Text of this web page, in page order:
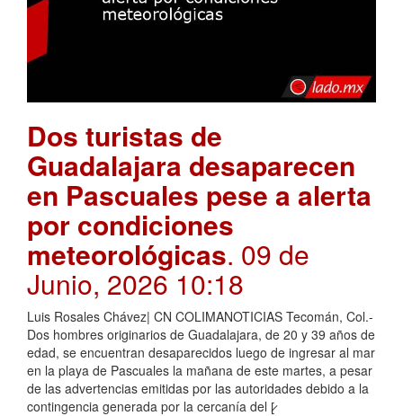
Dos turistas de
Guadalajara desaparecen
en Pascuales pese a alerta
por condiciones
meteorológicas. 09 de
Junio, 2026 10:18
Luis Rosales Chávez| CN COLIMANOTICIAS Tecomán, Col.-
Dos hombres originarios de Guadalajara, de 20 y 39 años de
edad, se encuentran desaparecidos luego de ingresar al mar
en la playa de Pascuales la mañana de este martes, a pesar
de las advertencias emitidas por las autoridades debido a la
contingencia generada por la cercanía del [̷